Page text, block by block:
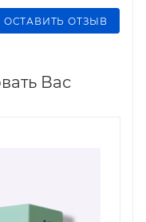
ОСТАВИТЬ ОТЗЫВ
Вас